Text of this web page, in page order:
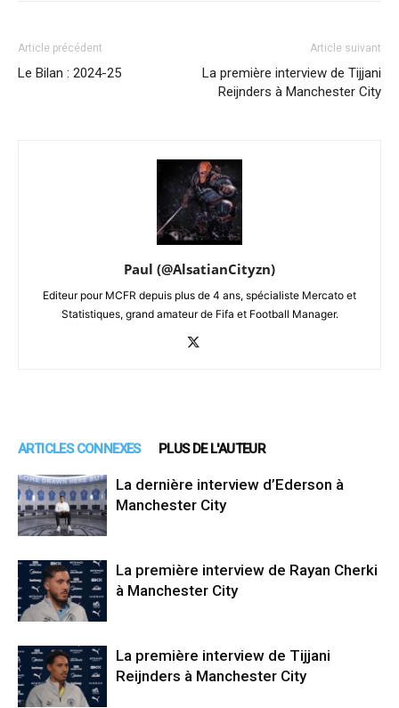
Article précédent
Le Bilan : 2024-25
Article suivant
La première interview de Tijjani
Reijnders à Manchester City
Paul (@AlsatianCityzn)
Editeur pour MCFR depuis plus de 4 ans, spécialiste Mercato et
Statistiques, grand amateur de Fifa et Football Manager.
ARTICLES CONNEXES PLUS DE L'AUTEUR
La dernière interview d’Ederson à
Manchester City
La première interview de Rayan Cherki
à Manchester City
La première interview de Tijjani
Reijnders à Manchester City